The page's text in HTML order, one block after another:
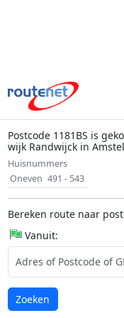
Postcode 1181BS is
wijk Randwijck in
Huisnummers
Oneven 491 - 543
Bereken route naar
Vanuit:
Laden...
Zoeken